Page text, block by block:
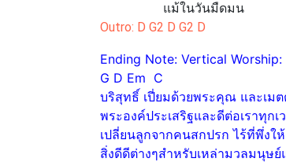
แม้ในวันมืดมน พระอง
Outro: D G2 D G2 D
Ending Note: Vertical Worship:
G D Em C
บริสุทธิ์ เปี่ยมด้วยพระคุณ และเม
พระองค์ประเสริฐและดีต่อเราทุกเ
เปลี่ยนลูกจากคนสกปรก ไร้ที่พึ่งใ
สิ่งดีดีต่างๆสำหรับเหล่ามวลมนุษ